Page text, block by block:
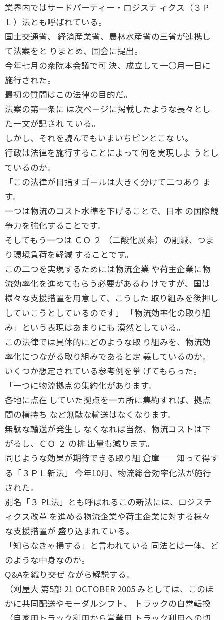
業界内ではサードパーティー・ロジステ ィクス（３Ｐ
Ｌ）法とも呼ばれている。
国土交通省、 経済産業省、農林水産省の三省が連携し
て法案をと りまとめ、国会に提出。
今年七月の衆院本会議で可 決、成立して一〇月一日に
施行された。
最初の質問はこの法律の目的だ。
法案の第一条に は次ページに掲載したような長々とし
た一文が記され ている。
しかし、それを読んでもいまいちピンとこな い。
行政は法律を施行することによって何を実現しよ うとし
ているのか。
「この法律が目指すゴールは大きく分けて二つあり ま
す。
一つは物流のコスト水準を下げることで、日本 の国際競
争力を強化することです。
そしてもう一つは ＣＯ ２ （二酸化炭素）の削減、つま
り環境負荷を軽減 することです。
この二つを実現するためには物流企業 や荷主企業に物
流効率化を進めてもらう必要があるわ けですが、国は
様々な支援措置を用意して、こうした 取り組みを後押し
していこうとしているのです」 「物流効率化の取り組
み」という表現はあまりにも 漠然としている。
この法律では具体的にどのような取 り組みを、物流効
率化につながる取り組みであると定 義しているのか。
いくつか想定されている参考例を挙 げてもらった。
「一つに物流拠点の集約化があります。
各地に点在 していた拠点を一カ所に集約すれば、拠点
間の横持ち など無駄な輸送はなくなります。
無駄な輸送が発生し なくなれば当然、物流コストは下
がるし、ＣＯ ２ の排 出量も減ります。
同じような効果が期待できる取り組 倉庫──知って得す
る「３ＰＬ新法」 今年10月、物流総合効率化法が施行
された。
別名「３ PL法」とも呼ばれるこの新法には、ロジステ
ィクス改革 を進める物流企業や荷主企業に対する様々
な支援措置が 盛り込まれている。
「知らなきゃ損する」と言われている 同法とは一体、ど
のような中身なのか。
Q&Aを織り交ぜ ながら解説する。
（刈屋大 第5部 21 OCTOBER 2005 みとしては、このほ
かに共同配送やモーダルシフト、 トラックの自営転換